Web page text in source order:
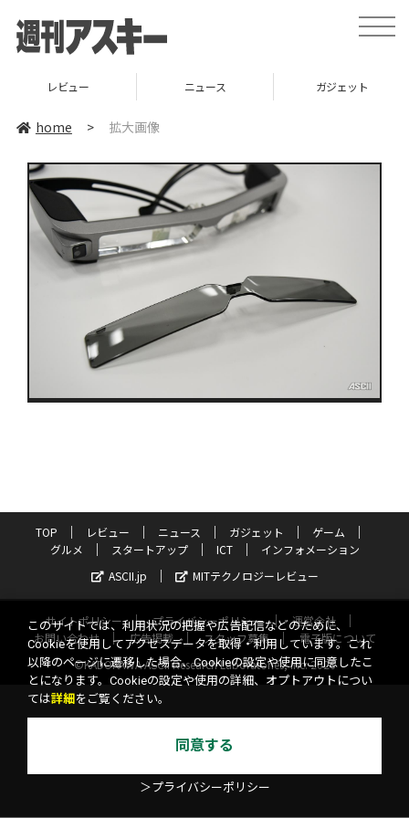
toggle
レビュー ニュース ガジェット
home > 拡大画像
TOP レビュー ニュース ガジェット
ゲーム
グルメ
スタートアップ ICT
インフォメーション
ASCII.jp
MITテクノロジーレビュー
サイトポリシー プライバシーポリシー
運営会社
お問い合わせ
広告掲載 スタッフ募集
電子版について
©KADOKAWA ASCII Research Laboratories, Inc. 2026
このサイトでは、利用状況の把握や広告配信などのために、
Cookieを使用してアクセスデータを取得・利用しています。これ
以降のページに遷移した場合、Cookieの設定や使用に同意したこ
とになります。Cookieの設定や使用の詳細、オプトアウトについ
ては詳細 をご覧ください。
同意する
＞プライバシーポリシー